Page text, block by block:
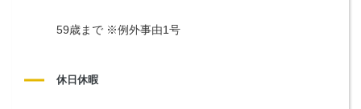
59歳まで ※例外事由1号
休日休暇